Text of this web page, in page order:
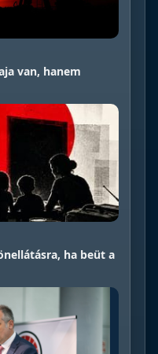
van, hanem
ha beüt a